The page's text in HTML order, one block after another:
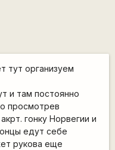
тут организуем
и там постоянно
просмотрев
гонку Норвегии и
едут себе
рукова еще